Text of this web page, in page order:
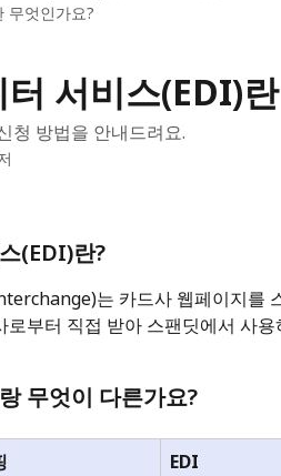
무엇인가요?
서비스(EDI)
청 방법을 안내드려요.
(EDI)란?
는 카드사 웹페이지를
로부터 직접 받아 스팬딧에서 사
무엇이 다른가요?
EDI